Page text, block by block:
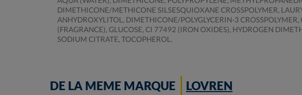
DIMETHICONE/METHICONE SILSESQUIOXANE CROSSPOLYMER,
ANHYDROXYLITOL, DIMETHICONE/POLYGLYCERIN-3
(FRAGRANCE), GLUCOSE, CI 77492 (IRON OXIDES), HYDROGEN
SODIUM CITRATE, TOCOPHEROL.
DE LA MEME MARQUE LOVREN